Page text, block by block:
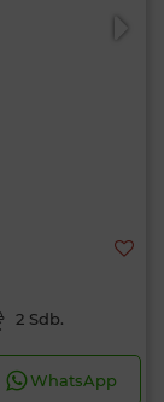
2 Sdb.
WhatsApp